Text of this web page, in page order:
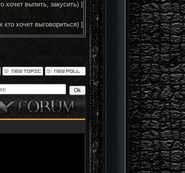
хочет выпить, закусить) ]
кто хочет выговориться) ]